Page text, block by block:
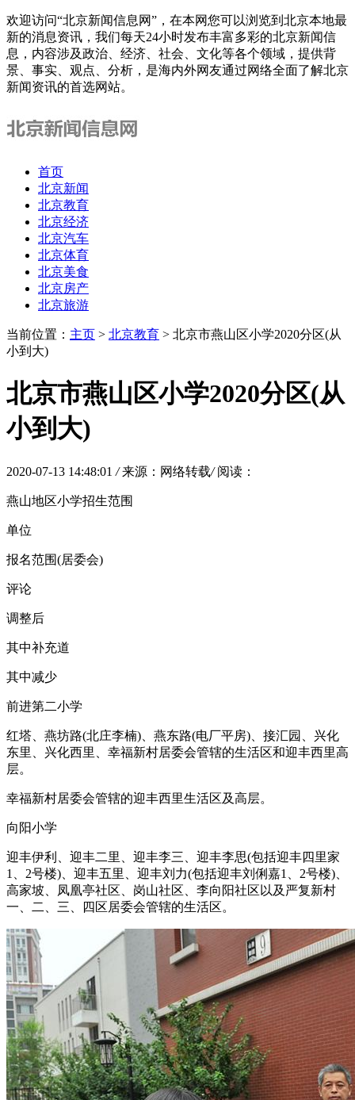
欢迎访问“北京新闻信息网”，在本网您可以浏览到北京本地最
新的消息资讯，我们每天24小时发布丰富多彩的北京新闻信
息，内容涉及政治、经济、社会、文化等各个领域，提供背
景、事实、观点、分析，是海内外网友通过网络全面了解北京
新闻资讯的首选网站。
首页
北京新闻
北京教育
北京经济
北京汽车
北京体育
北京美食
北京房产
北京旅游
当前位置： 主页 > 北京教育 > 北京市燕山区小学2020分区(从
小到大)
北京市燕山区小学2020分区(从
小到大)
2020-07-13 14:48:01 / 来源：网络转载/ 阅读：
燕山地区小学招生范围
单位
报名范围(居委会)
评论
调整后
其中补充道
其中减少
前进第二小学
红塔、燕坊路(北庄李楠)、燕东路(电厂平房)、接汇园、兴化
东里、兴化西里、幸福新村居委会管辖的生活区和迎丰西里高
层。
幸福新村居委会管辖的迎丰西里生活区及高层。
向阳小学
迎丰伊利、迎丰二里、迎丰李三、迎丰李思(包括迎丰四里家
1、2号楼)、迎丰五里、迎丰刘力(包括迎丰刘俐嘉1、2号楼)、
高家坡、凤凰亭社区、岗山社区、李向阳社区以及严复新村
一、二、三、四区居委会管辖的生活区。